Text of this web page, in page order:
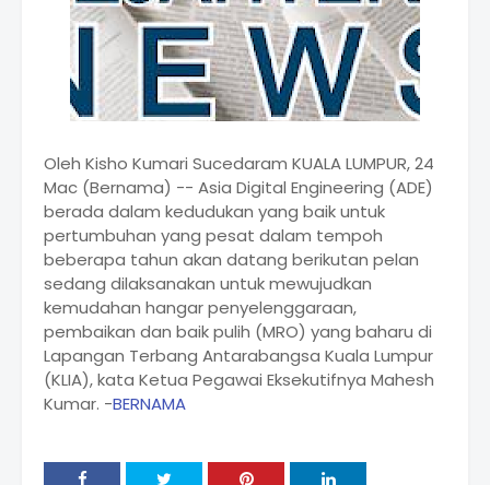
Oleh Kisho Kumari Sucedaram KUALA LUMPUR, 24
Mac (Bernama) -- Asia Digital Engineering (ADE)
berada dalam kedudukan yang baik untuk
pertumbuhan yang pesat dalam tempoh
beberapa tahun akan datang berikutan pelan
sedang dilaksanakan untuk mewujudkan
kemudahan hangar penyelenggaraan,
pembaikan dan baik pulih (MRO) yang baharu di
Lapangan Terbang Antarabangsa Kuala Lumpur
(KLIA), kata Ketua Pegawai Eksekutifnya Mahesh
Kumar. -BERNAMA